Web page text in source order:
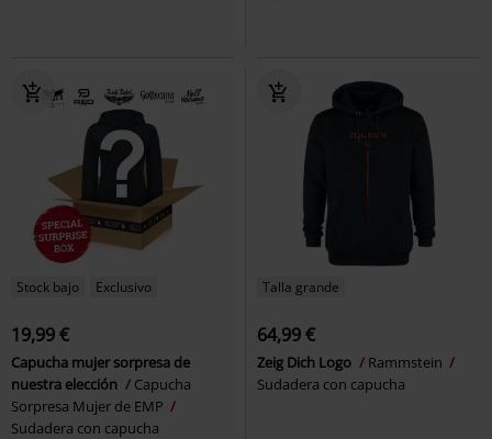
Stock bajo Exclusivo
19,99 €
Capucha mujer sorpresa de
nuestra elección
Capucha
Sorpresa Mujer de EMP
Sudadera con capucha
Talla grande
64,99 €
Zeig Dich Logo
Rammstein
Sudadera con capucha